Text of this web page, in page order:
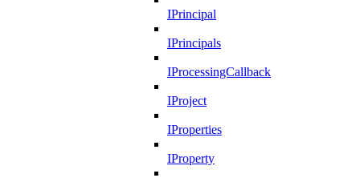
IPrincipal
IPrincipals
IProcessingCallback
IProject
IProperties
IProperty